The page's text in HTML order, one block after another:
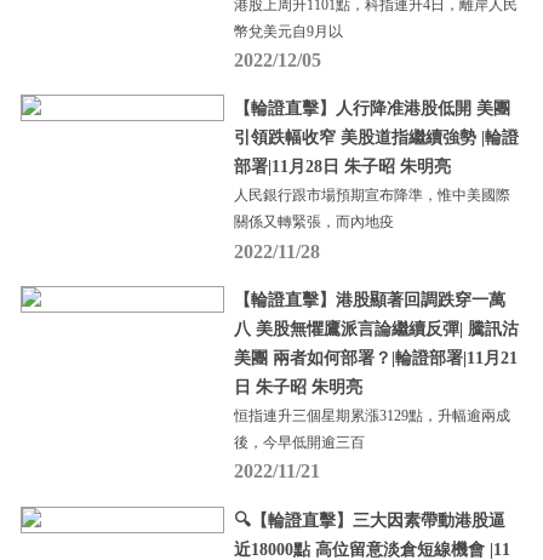
港股上周升1101點，科指連升4日，離岸人民
幣兌美元自9月以
2022/12/05
【輪證直擊】人行降准港股低開 美團
引領跌幅收窄 美股道指繼續強勢 |輪證
部署|11月28日 朱子昭 朱明亮
人民銀行跟市場預期宣布降準，惟中美國際
關係又轉緊張，而內地疫
2022/11/28
【輪證直擊】港股顯著回調跌穿一萬
八 美股無懼鷹派言論繼續反彈| 騰訊沽
美團 兩者如何部署？|輪證部署|11月21
日 朱子昭 朱明亮
恒指連升三個星期累漲3129點，升幅逾兩成
後，今早低開逾三百
2022/11/21
🔍【輪證直擊】三大因素帶動港股逼
近18000點 高位留意淡倉短線機會 |11